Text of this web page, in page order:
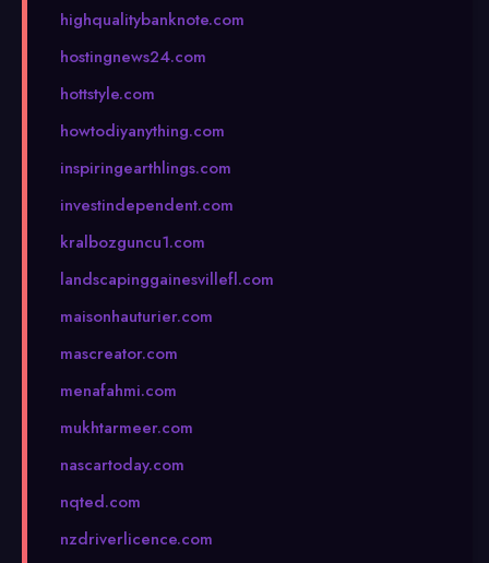
highqualitybanknote.com
hostingnews24.com
hottstyle.com
howtodiyanything.com
inspiringearthlings.com
investindependent.com
kralbozguncu1.com
landscapinggainesvillefl.com
maisonhauturier.com
mascreator.com
menafahmi.com
mukhtarmeer.com
nascartoday.com
nqted.com
nzdriverlicence.com